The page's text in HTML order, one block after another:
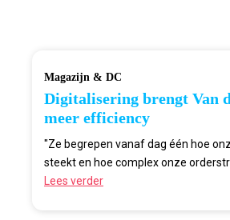
Magazijn & DC
Digitalisering brengt Van
meer efficiency
"Ze begrepen vanaf dag één hoe
steekt en hoe complex onze
Lees verder